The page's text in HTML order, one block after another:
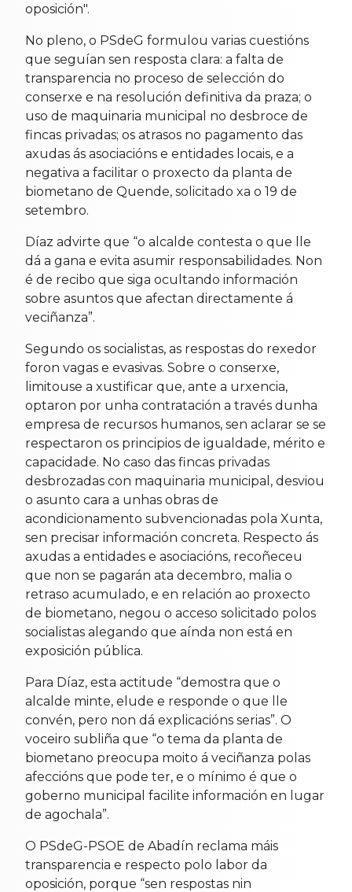
oposición".
No pleno, o PSdeG formulou varias cuestións
que seguían sen resposta clara: a falta de
transparencia no proceso de selección do
conserxe e na resolución definitiva da praza; o
uso de maquinaria municipal no desbroce de
fincas privadas; os atrasos no pagamento das
axudas ás asociacións e entidades locais, e a
negativa a facilitar o proxecto da planta de
biometano de Quende, solicitado xa o 19 de
setembro.
Díaz advirte que “o alcalde contesta o que lle
dá a gana e evita asumir responsabilidades. Non
é de recibo que siga ocultando información
sobre asuntos que afectan directamente á
veciñanza”.
Segundo os socialistas, as respostas do rexedor
foron vagas e evasivas. Sobre o conserxe,
limitouse a xustificar que, ante a urxencia,
optaron por unha contratación a través dunha
empresa de recursos humanos, sen aclarar se se
respectaron os principios de igualdade, mérito e
capacidade. No caso das fincas privadas
desbrozadas con maquinaria municipal, desviou
o asunto cara a unhas obras de
acondicionamento subvencionadas pola Xunta,
sen precisar información concreta. Respecto ás
axudas a entidades e asociacións, recoñeceu
que non se pagarán ata decembro, malia o
retraso acumulado, e en relación ao proxecto
de biometano, negou o acceso solicitado polos
socialistas alegando que aínda non está en
exposición pública.
Para Díaz, esta actitude “demostra que o
alcalde minte, elude e responde o que lle
convén, pero non dá explicacións serias”. O
voceiro subliña que “o tema da planta de
biometano preocupa moito á veciñanza polas
afeccións que pode ter, e o mínimo é que o
goberno municipal facilite información en lugar
de agochala”.
O PSdeG-PSOE de Abadín reclama máis
transparencia e respecto polo labor da
oposición, porque “sen respostas nin